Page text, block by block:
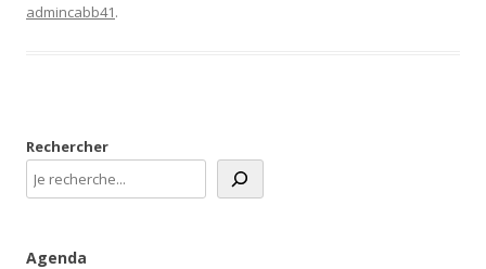
admincabb41.
Rechercher
Agenda